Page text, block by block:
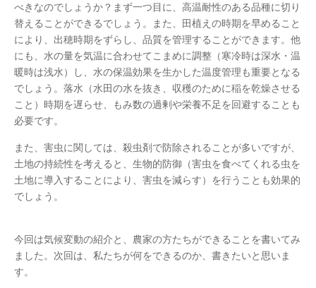
べきなのでしょうか？まず一つ目に、高温耐性のある品種に切り
替えることができるでしょう。また、田植えの時期を早めること
により、出穂時期をずらし、品質を管理することができます。他
にも、水の量を気温に合わせてこまめに調整（寒冷時は深水・温
暖時は浅水）し、水の保温効果を生かした温度管理も重要となる
でしょう。落水（水田の水を抜き、収穫のために稲を乾燥させる
こと）時期を遅らせ、もみ数の過剰や栄養不足を回避することも
必要です。
また、害虫に関しては、殺虫剤で防除されることが多いですが、
土地の持続性を考えると、生物的防御（害虫を食べてくれる虫を
土地に導入することにより、害虫を減らす）を行うことも効果的
でしょう。
今回は気候変動の紹介と、農家の方たちができることを書いてみ
ました。次回は、私たちが何をできるのか、書きたいと思いま
す。